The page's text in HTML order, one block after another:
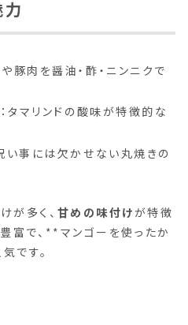
や豚肉を醤油・酢・ニンニクで
：タマリンドの酸味が特徴的な
い事には欠かせない丸焼きの
が多く、 甘めの味付けが特徴
富で、**マンゴーを使ったか
です。